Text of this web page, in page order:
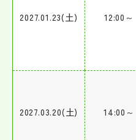
2027.01.23(土) 12:00～
2027.03.20(土) 14:00～